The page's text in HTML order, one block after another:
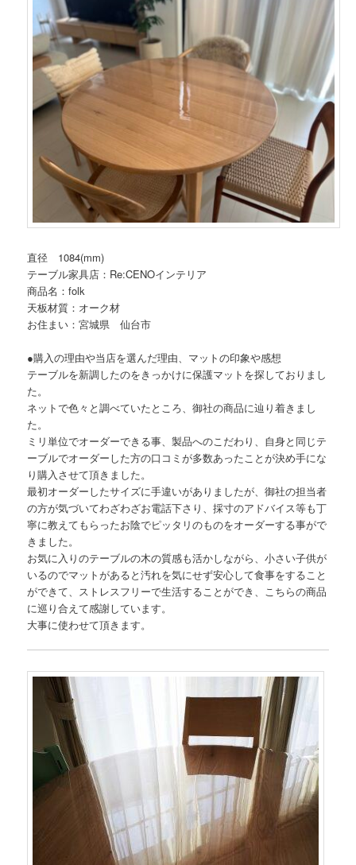
直径 1084(mm)
テーブル家具店：Re:CENOインテリア
商品名：folk
天板材質：オーク材
お住まい：宮城県 仙台市
●購入の理由や当店を選んだ理由、マットの印象や感想
テーブルを新調したのをきっかけに保護マットを探しておりまし
た。
ネットで色々と調べていたところ、御社の商品に辿り着きまし
た。
ミリ単位でオーダーできる事、製品へのこだわり、自身と同じテ
ーブルでオーダーした方の口コミが多数あったことが決め手にな
り購入させて頂きました。
最初オーダーしたサイズに手違いがありましたが、御社の担当者
の方が気づいてわざわざお電話下さり、採寸のアドバイス等も丁
寧に教えてもらったお陰でピッタリのものをオーダーする事がで
きました。
お気に入りのテーブルの木の質感も活かしながら、小さい子供が
いるのでマットがあると汚れを気にせず安心して食事をすること
ができて、ストレスフリーで生活することができ、こちらの商品
に巡り合えて感謝しています。
大事に使わせて頂きます。